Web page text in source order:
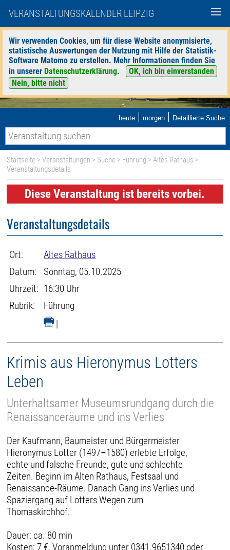
VERANSTALTUNGSKALENDER LEIPZIG
Wir verwenden Cookies, um für diese Website anonymisierte,
statistische Auswertungen der Nutzung mit Hilfe der Statistik-
Software Matomo zu erstellen. Mehr Informationen finden Sie
in unserer Datenschutzerklärung.
OK, ich bin einverstanden
Nein, bitte nicht
heute | morgen | Detaillierte Suche
Startseite >Veranstaltungen > Suche > Führung >Altes Rathaus >
Veranstaltungsdetails
Diese Veranstaltung ist bereits vorbei.
Veranstaltungsdetails
Ort:
Altes Rathaus
Datum:
Sonntag, 05.10.2025
Uhrzeit: 16:30 Uhr
Rubrik:
Führung
|
Krimis aus Hieronymus Lotters
Leben
Unterhaltsamer Museumsrundgang durch die
Renaissanceräume und ins Verlies
Der Kaufmann, Baumeister und Bürgermeister
Hieronymus Lotter (1497–1580) erlebte Erfolge,
echte und falsche Freunde, gute und schlechte
Zeiten. Beginn im Alten Rathaus, Festsaal und
Renaissance-Räume. Danach Gang ins Verlies und
Spaziergang auf Lotters Wegen zum
Thomaskirchhof.
Dauer: ca. 80 min
Kosten: 7 €, Voranmeldung unter 0341.9651340 oder